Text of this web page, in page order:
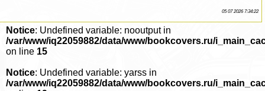
05 07 2026 7:34:22
Notice: Undefined variable: nooutput in
/var/www/iq22059882/data/www/bookcovers.ru/
on line 15
Notice: Undefined variable: yarss in
/var/www/iq22059882/data/www/bookcovers.ru/